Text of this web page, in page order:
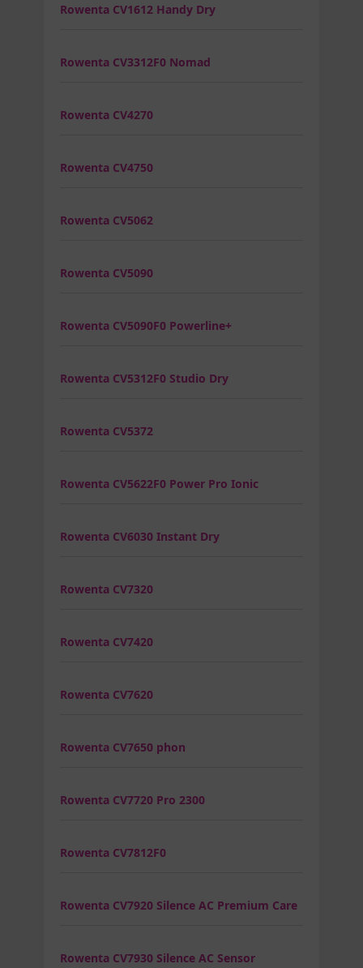
Rowenta CV1612 Handy Dry
Rowenta CV3312F0 Nomad
Rowenta CV4270
Rowenta CV4750
Rowenta CV5062
Rowenta CV5090
Rowenta CV5090F0 Powerline+
Rowenta CV5312F0 Studio Dry
Rowenta CV5372
Rowenta CV5622F0 Power Pro Ionic
Rowenta CV6030 Instant Dry
Rowenta CV7320
Rowenta CV7420
Rowenta CV7620
Rowenta CV7650 phon
Rowenta CV7720 Pro 2300
Rowenta CV7812F0
Rowenta CV7920 Silence AC Premium Care
Rowenta CV7930 Silence AC Sensor